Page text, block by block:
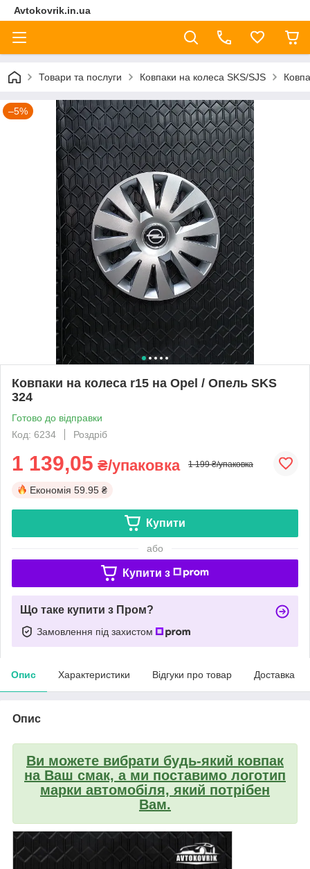
Avtokovrik.in.ua
Товари та послуги Ковпаки на колеса SKS/SJS
–5%
Ковпаки на колеса r15 на Opel / Опель SKS
324
Готово до відправки
Код: 6234
Роздріб
1 139,05 ₴/упаковка 1 199 ₴/упаковка
Економія 59.95 ₴
Купити
або
Купити з
Що таке купити з Пром?
Замовлення під захистом
Опис Характеристики Відгуки про товар Доставка
Опис
Ви можете вибрати будь-який ковпак
на Ваш смак, а ми поставимо логотип
марки автомобіля, який потрібен
Вам.